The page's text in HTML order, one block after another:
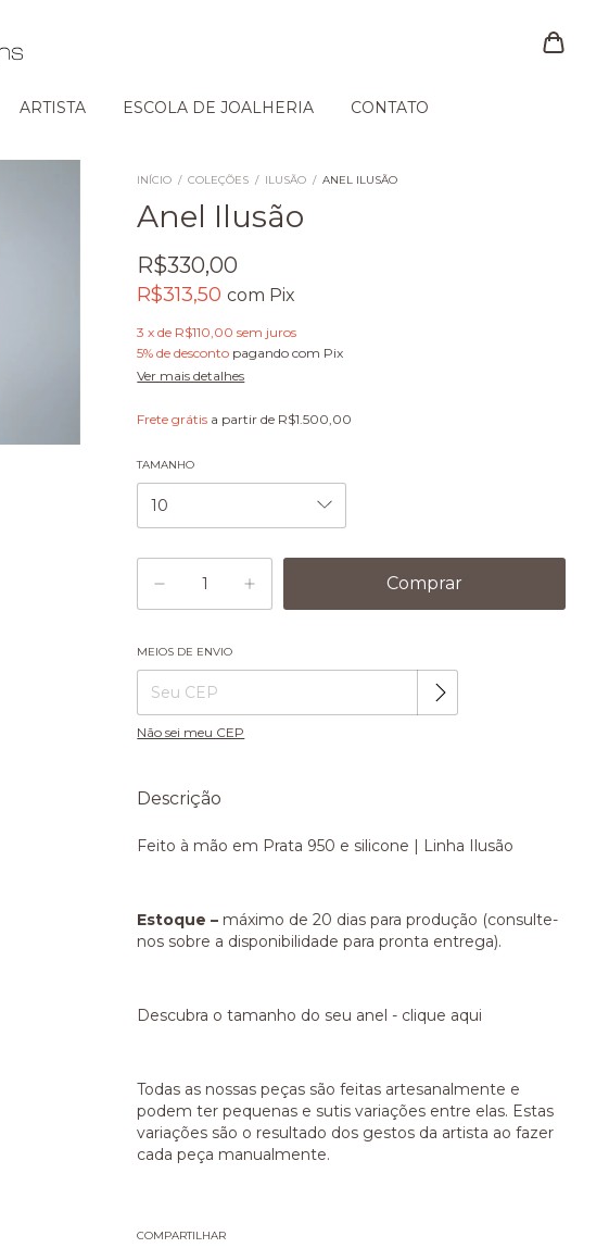
ARTISTA ESCOLA DE JOALHERIA CONTATO
INÍCIO / COLEÇÕES / ILUSÃO / ANEL ILUSÃO
Anel Ilusão
R$330,00
R$313,50com Pix
3 xde R$110,00 sem juros
5% de desconto pagando com Pix
Ver mais detalhes
Frete grátis a partir de R$1.500,00
TAMANHO
Entregas para o CEP:
MEIOS DE ENVIO
Não sei meu CEP
Descrição
Feito à mão em Prata 950 e silicone | Linha Ilusão
Estoque – máximo de 20 dias para produção (consulte-
nos sobre a disponibilidade para pronta entrega).
Descubra o tamanho do seu anel - clique aqui
Todas as nossas peças são feitas artesanalmente e
podem ter pequenas e sutis variações entre elas. Estas
variações são o resultado dos gestos da artista ao fazer
cada peça manualmente.
COMPARTILHAR